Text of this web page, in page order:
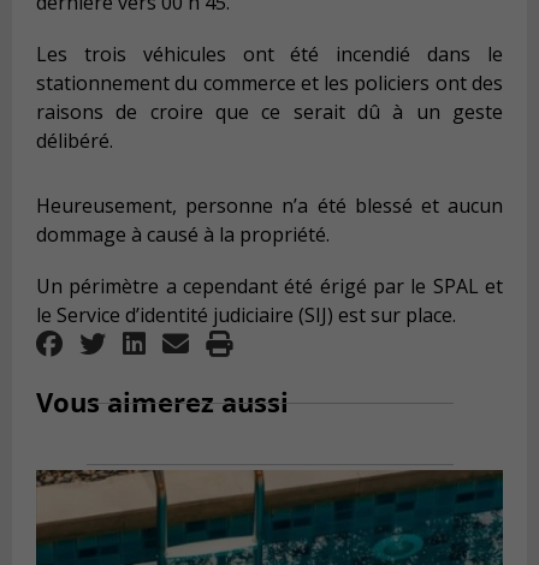
Les trois véhicules ont été incendié dans le
stationnement du commerce et les policiers ont des
raisons de croire que ce serait dû à un geste
délibéré.
Heureusement, personne n’a été blessé et aucun
dommage à causé à la propriété.
Un périmètre a cependant été érigé par le SPAL et
le Service d’identité judiciaire (SIJ) est sur place.
Vous aimerez aussi